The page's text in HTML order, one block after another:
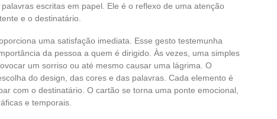
escritas em papel. Ele é o reflexo de uma atenção
e o destinatário.
uma satisfação imediata. Esse gesto testemunha
da pessoa a quem é dirigido. Às vezes, uma simples
um sorriso ou até mesmo causar uma lágrima. O
do design, das cores e das palavras. Cada elemento é
com o destinatário. O cartão se torna uma ponte emocional,
e temporais.